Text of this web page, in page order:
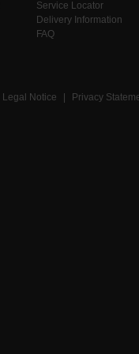
Service Locator
Delivery Information
FAQ
Legal Notice | Privacy